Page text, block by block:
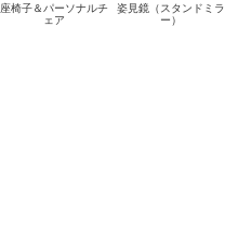
座椅子＆パーソナルチ
ェア
姿見鏡（スタンドミラ
ー）